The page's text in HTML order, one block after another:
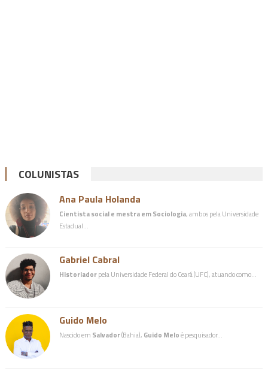
COLUNISTAS
Ana Paula Holanda
Cientista social e mestra em Sociologia, ambos pela Universidade
Estadual…
Gabriel Cabral
Historiadorpela Universidade Federal do Ceará (UFC), atuando como…
Guido Melo
Nascido em Salvador(Bahia), Guido Meloé pesquisador…